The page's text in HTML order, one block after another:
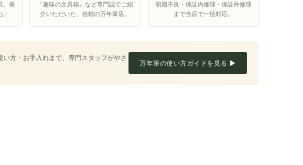
。発
『趣味の文具箱』など専門誌でご紹
介いただいた、信頼の万年筆店。
初期不良・保証内修理・保証外修理
まで当店で一括対応。
方・お手入れまで、専門スタッフがやさ
万年筆の使い方ガイドを見る ▶